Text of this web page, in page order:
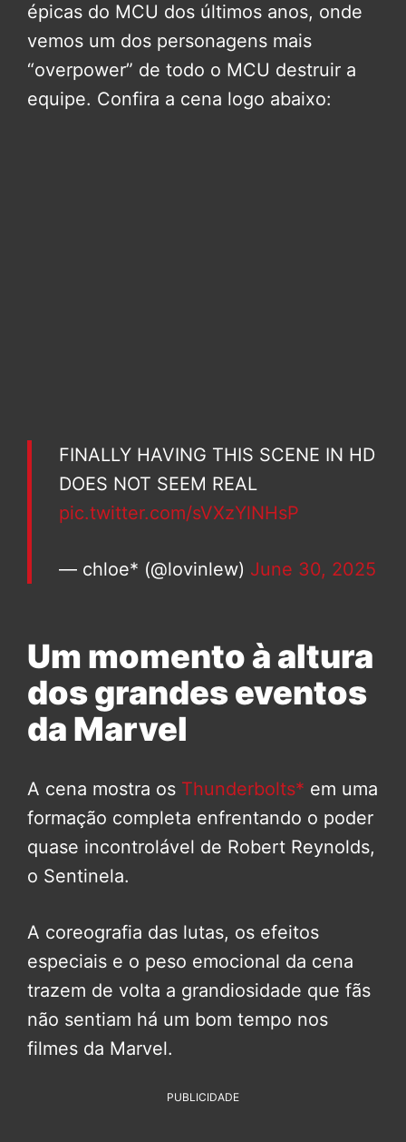
épicas do MCU dos últimos anos, onde
vemos um dos personagens mais
“overpower” de todo o MCU destruir a
equipe. Confira a cena logo abaixo:
FINALLY HAVING THIS SCENE IN HD
DOES NOT SEEM REAL
pic.twitter.com/sVXzYlNHsP
— chloe* (@lovinlew) June 30, 2025
Um momento à altura
dos grandes eventos
da Marvel
A cena mostra os Thunderbolts* em uma
formação completa enfrentando o poder
quase incontrolável de Robert Reynolds,
o Sentinela.
A coreografia das lutas, os efeitos
especiais e o peso emocional da cena
trazem de volta a grandiosidade que fãs
não sentiam há um bom tempo nos
filmes da Marvel.
PUBLICIDADE